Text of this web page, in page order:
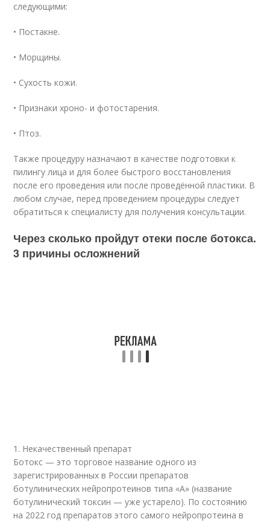
следующими:
• Постакне.
• Морщины.
• Сухость кожи.
• Признаки хроно- и фотостарения.
• Птоз.
Также процедуру назначают в качестве подготовки к
пилингу лица и для более быстрого восстановления
после его проведения или после проведённой пластики. В
любом случае, перед проведением процедуры следует
обратиться к специалисту для получения консультации.
Через сколько пройдут отеки после ботокса.
3 причины осложнений
1. Некачественный препарат
Ботокс — это торговое название одного из
зарегистрированных в России препаратов
ботулинических нейропротеинов типа «А» (название
ботулинический токсин — уже устарело). По состоянию
на 2022 год препаратов этого самого нейропротеина в